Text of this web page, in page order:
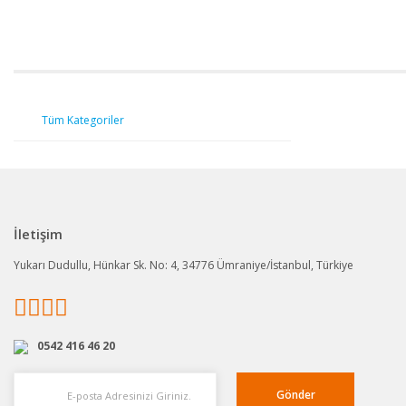
Tüm Kategoriler
İletişim
Yukarı Dudullu, Hünkar Sk. No: 4, 34776 Ümraniye/İstanbul, Türkiye
0542 416 46 20
Gönder